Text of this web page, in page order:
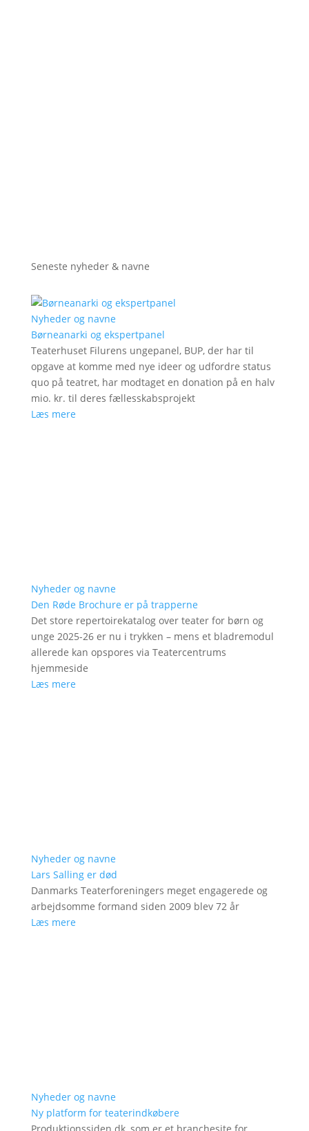
Seneste nyheder & navne
Nyheder og navne
Børneanarki og ekspertpanel
Teaterhuset Filurens ungepanel, BUP, der har til
opgave at komme med nye ideer og udfordre status
quo på teatret, har modtaget en donation på en halv
mio. kr. til deres fællesskabsprojekt
Læs mere
Nyheder og navne
Den Røde Brochure er på trapperne
Det store repertoirekatalog over teater for børn og
unge 2025-26 er nu i trykken – mens et bladremodul
allerede kan opspores via Teatercentrums
hjemmeside
Læs mere
Nyheder og navne
Lars Salling er død
Danmarks Teaterforeningers meget engagerede og
arbejdsomme formand siden 2009 blev 72 år
Læs mere
Nyheder og navne
Ny platform for teaterindkøbere